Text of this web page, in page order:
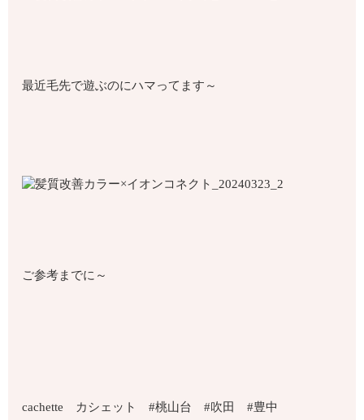
最近毛先で遊ぶのにハマってます～
ご参考までに～
cachette カシェット #桃山台 #吹田 #豊中